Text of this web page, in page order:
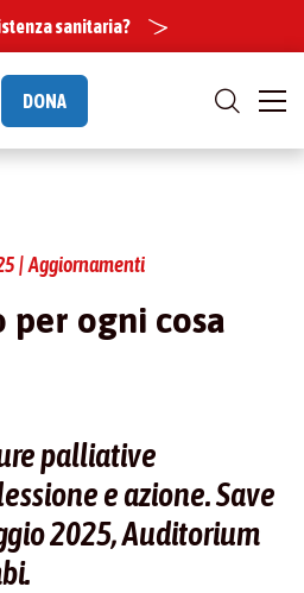
sanitaria?
DONA
| Aggiornamenti
per ogni cosa
palliative
e azione. Save
2025, Auditorium